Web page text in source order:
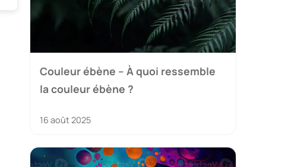
Couleur ébène – À quoi ressemble
la couleur ébène ?
16 août 2025